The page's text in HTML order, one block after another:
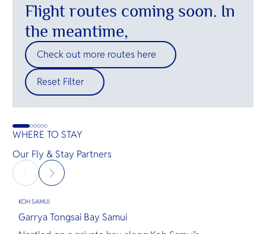
Flight routes coming soon. In
the meantime,
Check out more routes here
Reset Filter
WHERE TO STAY
Our Fly & Stay Partners
KOH SAMUI
Garrya Tongsai Bay Samui